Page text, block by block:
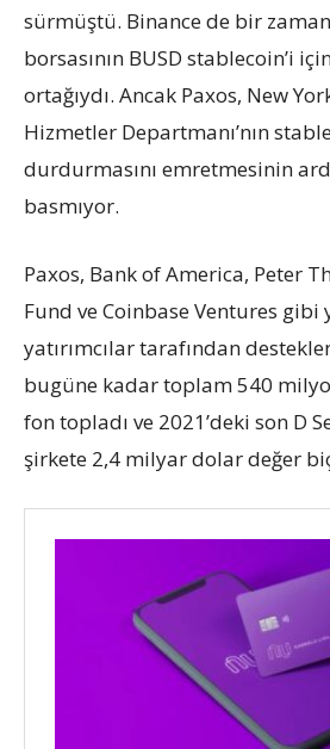
sürmüştü. Binance de bir
borsasının BUSD stablecoin’i
ortağıydı. Ancak Paxos, New
Hizmetler Departmanı’nın
durdurmasını emretmesinin
basmıyor.
Paxos, Bank of America, Peter
Fund ve Coinbase Ventures
yatırımcılar tarafından
bugüne kadar toplam 540
fon topladı ve 2021’deki son D
şirkete 2,4 milyar dolar değer